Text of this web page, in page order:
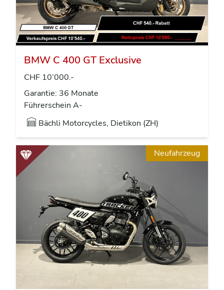
BMW C 400 GT Exclusive
CHF 10’000.-
Garantie: 36 Monate
Führerschein A-
Bächli Motorcycles, Dietikon (ZH)
Neufahrzeug